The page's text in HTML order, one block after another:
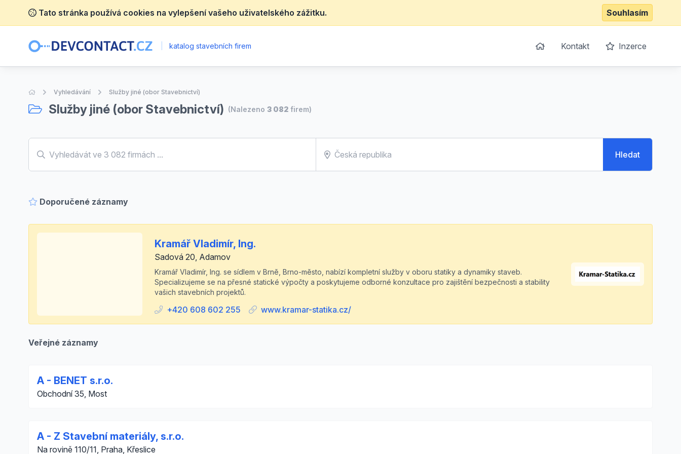
Tato stránka používá cookies na vylepšení vašeho uživatelského zážitku. Souhlasím
katalog stavebních firem Kontakt Inzerce
Úvodní stránka
Vyhledávání Služby jiné (obor Stavebnictví)
Služby jiné (obor Stavebnictví) (Nalezeno 3 082 firem)
Hledat
Doporučené záznamy
Kramář Vladimír, Ing.
Sadová 20, Adamov
Kramář Vladimír, Ing. se sídlem v Brně, Brno-město, nabízí kompletní služby v oboru statiky a dynamiky staveb.
Specializujeme se na přesné statické výpočty a poskytujeme odborné konzultace pro zajištění bezpečnosti a stability
vašich stavebních projektů.
+420 608 602 255 www.kramar-statika.cz/
Veřejné záznamy
A - BENET s.r.o.
Obchodní 35, Most
A - Z Stavební materiály, s.r.o.
Na rovině 110/11, Praha, Křeslice